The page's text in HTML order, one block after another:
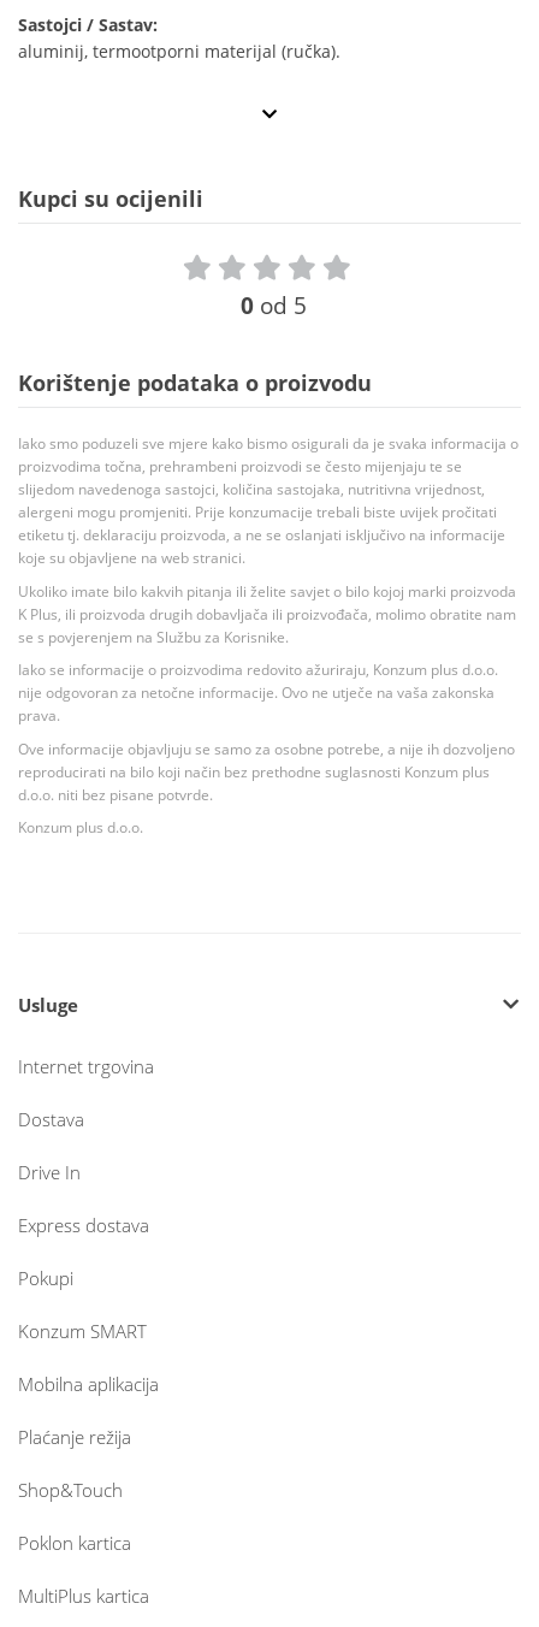
Sastojci / Sastav:
aluminij, termootporni materijal (ručka).
Kupci su ocijenili
0 od 5
Korištenje podataka o proizvodu
Iako smo poduzeli sve mjere kako bismo osigurali da je svaka informacija o
proizvodima točna, prehrambeni proizvodi se često mijenjaju te se
slijedom navedenoga sastojci, količina sastojaka, nutritivna vrijednost,
alergeni mogu promjeniti. Prije konzumacije trebali biste uvijek pročitati
etiketu tj. deklaraciju proizvoda, a ne se oslanjati isključivo na informacije
koje su objavljene na web stranici.
Ukoliko imate bilo kakvih pitanja ili želite savjet o bilo kojoj marki proizvoda
K Plus, ili proizvoda drugih dobavljača ili proizvođača, molimo obratite nam
se s povjerenjem na Službu za Korisnike.
Iako se informacije o proizvodima redovito ažuriraju, Konzum plus d.o.o.
nije odgovoran za netočne informacije. Ovo ne utječe na vaša zakonska
prava.
Ove informacije objavljuju se samo za osobne potrebe, a nije ih dozvoljeno
reproducirati na bilo koji način bez prethodne suglasnosti Konzum plus
d.o.o. niti bez pisane potvrde.
Konzum plus d.o.o.
Usluge
Internet trgovina
Dostava
Drive In
Express dostava
Pokupi
Konzum SMART
Mobilna aplikacija
Plaćanje režija
Shop&Touch
Poklon kartica
MultiPlus kartica